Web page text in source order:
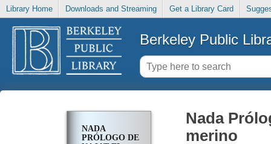
Library Home Downloads and Streaming Get a Library Card
Berkeley Public
NADA
PRÓLOGO DE
Nada
merino